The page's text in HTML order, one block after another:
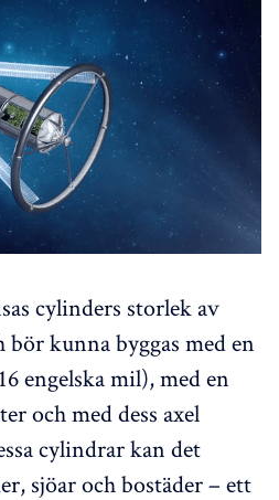
cylinders storlek av
kunna byggas med en
engelska mil), med en
och med dess axel
cylindrar kan det
sjöar och bostäder – ett